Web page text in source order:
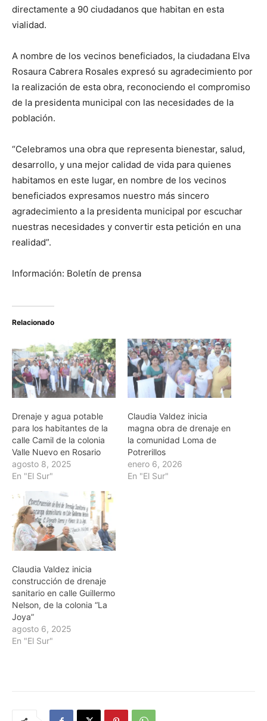
directamente a 90 ciudadanos que habitan en esta
vialidad.
A nombre de los vecinos beneficiados, la ciudadana Elva
Rosaura Cabrera Rosales expresó su agradecimiento por
la realización de esta obra, reconociendo el compromiso
de la presidenta municipal con las necesidades de la
población.
“Celebramos una obra que representa bienestar, salud,
desarrollo, y una mejor calidad de vida para quienes
habitamos en este lugar, en nombre de los vecinos
beneficiados expresamos nuestro más sincero
agradecimiento a la presidenta municipal por escuchar
nuestras necesidades y convertir esta petición en una
realidad”.
Información: Boletín de prensa
Relacionado
Drenaje y agua potable
para los habitantes de la
calle Camil de la colonia
Valle Nuevo en Rosario
agosto 8, 2025
En "El Sur"
Claudia Valdez inicia
magna obra de drenaje en
la comunidad Loma de
Potrerillos
enero 6, 2026
En "El Sur"
Claudia Valdez inicia
construcción de drenaje
sanitario en calle Guillermo
Nelson, de la colonia “La
Joya”
agosto 6, 2025
En "El Sur"